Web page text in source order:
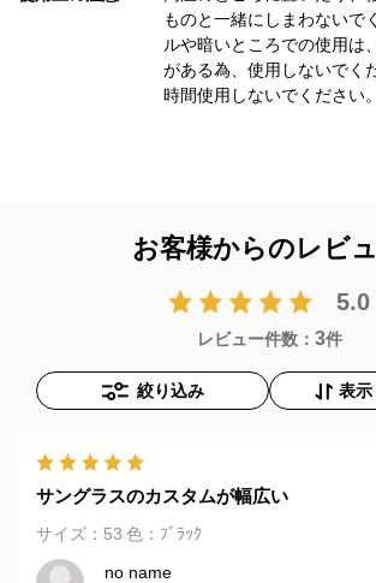
ものと一緒にしまわないで
ルや暗いところでの使用は
がある為、使用しないでく
時間使用しないでください。
お客様からのレビ
5.0
レビュー件数： 3件
絞り込み 表示
サングラスのカスタムが幅広い
サイズ：53 色：ﾌﾞﾗｯｸ
no name